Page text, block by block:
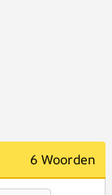
6 Woorden